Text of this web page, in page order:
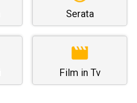
Serata
Film in Tv